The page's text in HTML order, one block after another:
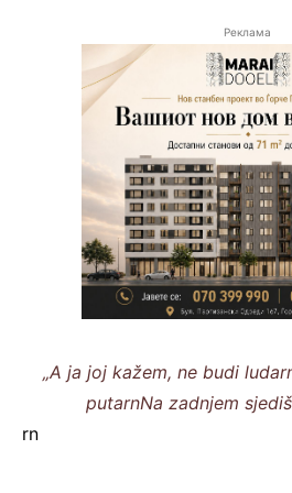
Реклама
„A ja joj kažem, ne budi
putarnNa zadnjem
rn